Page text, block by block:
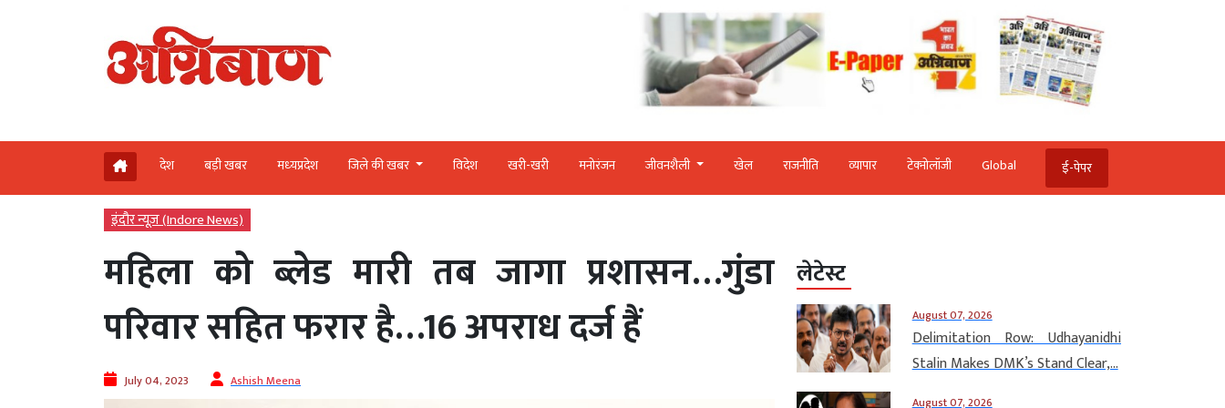
देश बड़ी खबर मध्‍यप्रदेश जिले की खबर विदेश खरी-खरी मनोरंजन जीवनशैली खेल राजनीति व्‍यापार टेक्‍नोलॉजी Global ई-पेपर
इंदौर न्यूज़ (Indore News)
महिला को ब्लेड मारी तब जागा प्रशासन…गुंडा
परिवार सहित फरार है…16 अपराध दर्ज हैं
July 04, 2023 Ashish Meena
लेटेस्ट
August 07, 2026
Delimitation Row: Udhayanidhi
Stalin Makes DMK’s Stand Clear,...
August 07, 2026